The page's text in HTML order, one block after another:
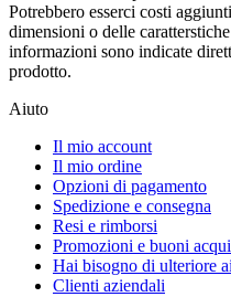
Potrebbero esserci costi
dimensioni o delle
informazioni sono indicate
prodotto.
Aiuto
Il mio account
Il mio ordine
Opzioni di pagamento
Spedizione e consegna
Resi e rimborsi
Promozioni e buoni
Hai bisogno di ulteriore
Clienti aziendali